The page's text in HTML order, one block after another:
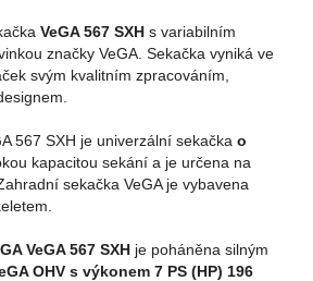
VeGA 567 SXH s variabilním
značky VeGA. Sekačka vyniká ve
svým kvalitním zpracováním,
567 SXH je univerzální sekačka o
kapacitou sekání a je určena na
sekačka VeGA je vybavena
VeGA 567 SXH je poháněna silným
OHV s výkonem 7 PS (HP) 196